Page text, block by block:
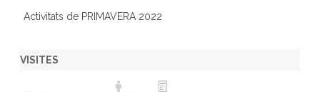
Activitats de PRIMAVERA 2022
VISITES